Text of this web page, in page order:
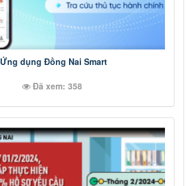
Ứng dụng Đồng Nai Smart
Đã xem: 358